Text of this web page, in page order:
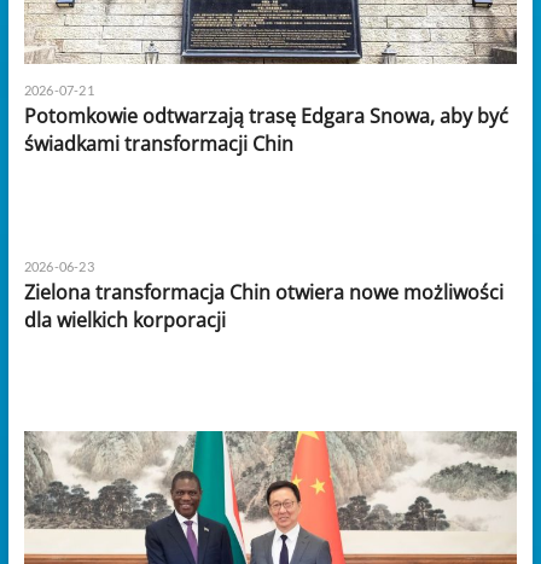
2026-07-21
Potomkowie odtwarzają trasę Edgara Snowa, aby być
świadkami transformacji Chin
2026-06-23
Zielona transformacja Chin otwiera nowe możliwości
dla wielkich korporacji